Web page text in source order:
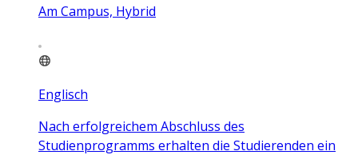
Am Campus, Hybrid
Englisch
Nach erfolgreichem Abschluss des
Studienprogramms erhalten die Studierenden ein